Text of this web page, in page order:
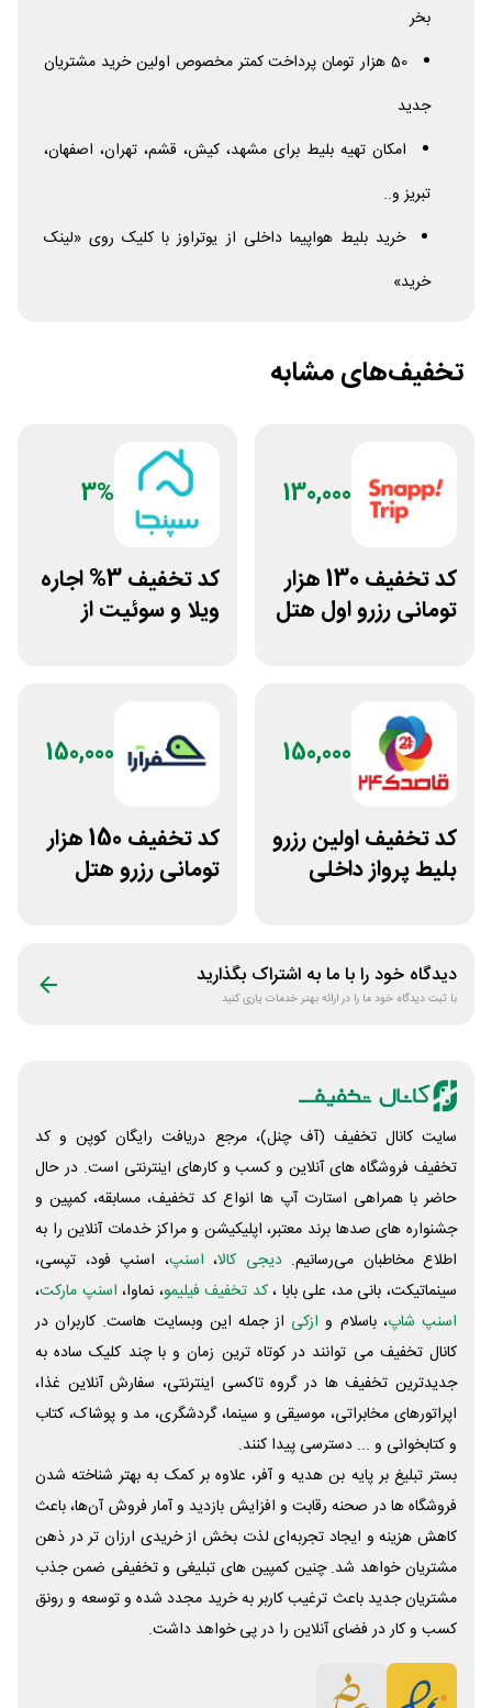
بخر
50 هزار تومان پرداخت کمتر مخصوص اولین خرید مشتریان
جدید
امکان تهیه بلیط برای مشهد، کیش، قشم، تهران، اصفهان،
تبریز و..
خرید بلیط هواپیما داخلی از یوتراوز با کلیک روی «لینک
خرید»
تخفیف‌های مشابه
130,000
کد تخفیف 130 هزار
تومانی رزرو اول هتل
3%
کد تخفیف 3% اجاره
ویلا و سوئیت از
150,000
کد تخفیف اولین رزرو
بلیط پرواز داخلی
150,000
کد تخفیف 150 هزار
تومانی رزرو هتل
دیدگاه خود را با ما به اشتراک بگذارید
با ثبت دیدگاه خود ما را در ارائه بهتر خدمات یاری کنید
سایت کانال تخفیف (آف چنل)، مرجع دریافت رایگان کوپن و کد
تخفیف فروشگاه های آنلاین و کسب و‌ کارهای اینترنتی است. در حال
حاضر با همراهی استارت آپ ها انواع کد تخفیف، مسابقه، کمپین و
جشنواره های صدها برند معتبر، اپلیکیشن و مراکز خدمات آنلاین را به
اطلاع مخاطبان می‌رسانیم. دیجی کالا، اسنپ، اسنپ فود، تپسی،
سینماتیکت، بانی مد، علی‌ بابا ،کد تخفیف فیلیمو، نماوا، اسنپ مارکت،
اسنپ شاپ، باسلام و ازکی از جمله این وبسایت ‌هاست. کاربران در
کانال تخفیف می توانند در کوتاه ترین زمان و با چند کلیک ساده به
جدیدترین تخفیف ها در گروه تاکسی اینترنتی، سفارش آنلاین غذا،
اپراتورهای مخابراتی، موسیقی و سینما، گردشگری، مد و پوشاک، کتاب
و کتابخوانی و ... دسترسی پیدا کنند.
بستر تبلیغ بر پایه بن هدیه و آفر، علاوه بر کمک به بهتر شناخته شدن
فروشگاه ها در صحنه رقابت و افزایش بازدید و آمار فروش آن‌ها، باعث
کاهش هزینه و ایجاد تجربه‌ای لذت بخش از خریدی ارزان تر در ذهن
مشتریان خواهد شد. چنین کمپین های تبلیغی و تخفیفی ضمن جذب
مشتریان جدید باعث ترغیب کاربر به خرید مجدد شده و توسعه و رونق
کسب و کار در فضای آنلاین را در پی خواهد داشت.